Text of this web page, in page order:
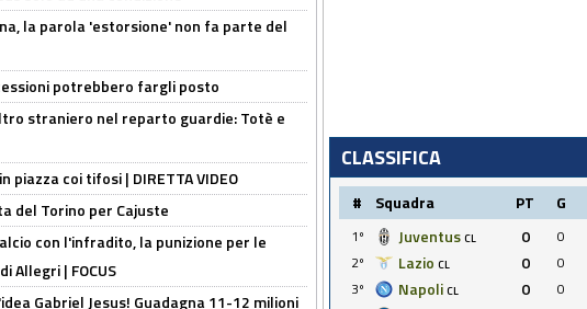
la parola 'estorsione' non fa parte del
potrebbero fargli posto
straniero nel reparto guardie: Totè e
coi tifosi | DIRETTA VIDEO
del Torino per Cajuste
con l'infradito, la punizione per le
Allegri | FOCUS
Gabriel Jesus! Guadagna 11-12 milioni
CLASSIFICA
# Squadra PT G
1º Juventus CL 0 0
2º
Lazio CL 0 0
3º
Napoli CL 0 0